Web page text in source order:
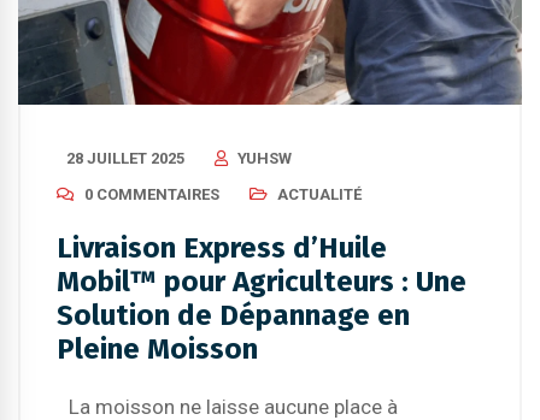
28 JUILLET 2025
YUHSW
0 COMMENTAIRES
ACTUALITÉ
Livraison Express d’Huile
Mobil™ pour Agriculteurs : Une
Solution de Dépannage en
Pleine Moisson
La moisson ne laisse aucune place à